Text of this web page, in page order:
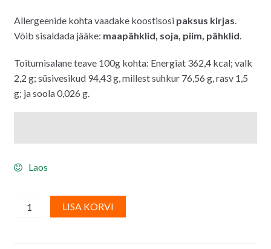
Allergeenide kohta vaadake koostisosi paksus kirjas.
Võib sisaldada jääke: maapähklid, soja, piim, pähklid.
Toitumisalane teave 100g kohta: Energiat 362,4 kcal; valk
2,2 g; süsivesikud 94,43 g, millest suhkur 76,56 g, rasv 1,5
g; ja soola 0,026 g.
Laos
Suhkrupuiste/LISA KORVI